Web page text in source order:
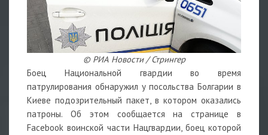
© РИА Новости / Стрингер
Боец Национальной гвардии во время
патрулирования обнаружил у посольства Болгарии в
Киеве подозрительный пакет, в котором оказались
патроны. Об этом сообщается на странице в
Facebook воинской части Нацгвардии, боец которой